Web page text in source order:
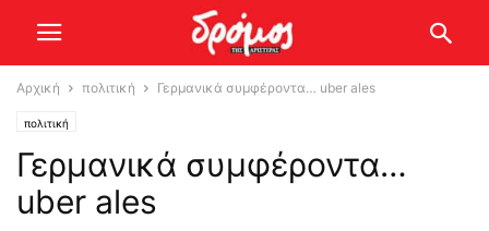
Αρχική πολιτική Γερμανικά συμφέροντα… uber ales
πολιτική
Γερμανικά συμφέροντα…
uber ales